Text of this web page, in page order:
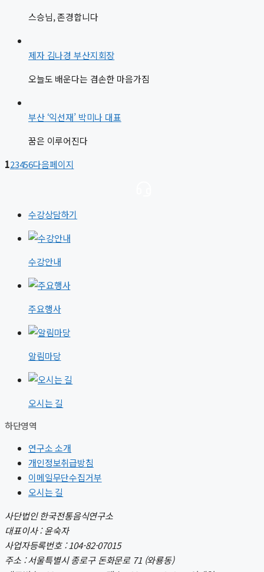
스승님, 존경합니다
제자 김나경 부산지회장
오늘도 배운다는 겸손한 마음가짐
부산 ‘익선재’ 박미나 대표
꿈은 이루어진다
123456다음페이지
수강상담하기
수강안내
주요행사
알림마당
오시는 길
하단영역
연구소 소개
개인정보취급방침
이메일무단수집거부
오시는 길
사단법인 한국전통음식연구소
대표이사 : 윤숙자
사업자등록번호 : 104-82-07015
주소 : 서울특별시 종로구 돈화문로 71 (와룡동)